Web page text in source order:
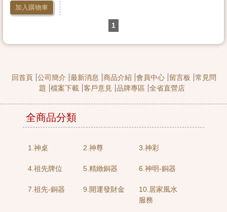
加入購物車
1
回首頁 公司簡介 最新消息 商品介紹 會員中心 留言板
常見問
題
檔案下載 客戶意見 品牌專區 全省直營店
全商品分類
1.神桌 2.神尊 3.神彩
4.祖先牌位 5.精緻銅器 6.神明-銅器
7.祖先-銅器 9.開運發財金
10.居家風水
服務